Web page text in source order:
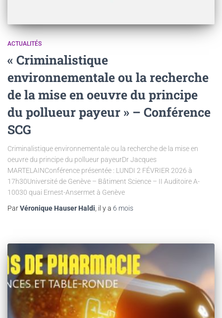
ACTUALITÉS
« Criminalistique
environnementale ou la recherche
de la mise en oeuvre du principe
du pollueur payeur » – Conférence
SCG
Criminalistique environnementale ou la recherche de la mise en
oeuvre du principe du pollueur payeurDr Jacques
MARTELAINConférence présentée : LUNDI 2 FÉVRIER 2026 à
17h30Université de Genève – Bâtiment Science – II Auditoire A-
10030 quai Ernest-Ansermet à Genève
ParVéronique Hauser Haldi , il y a 6 mois